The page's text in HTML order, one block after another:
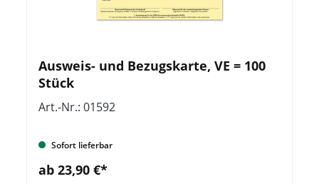
Ausweis- und Bezugskarte, VE = 100
Stück
Art.-Nr.: 01592
Sofort lieferbar
ab 23,90 €*